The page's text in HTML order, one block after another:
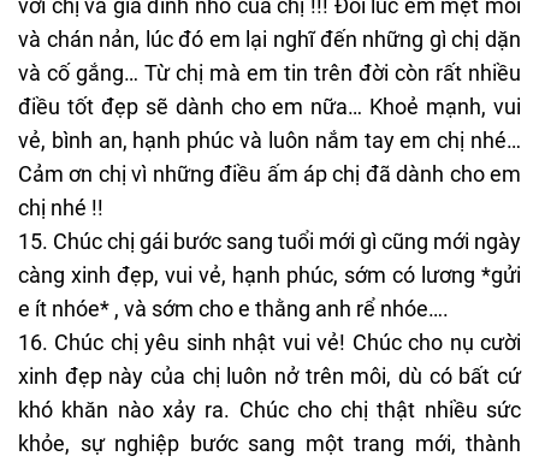
với chị và gia đình nhỏ của chị !!! Đôi lúc em mệt mỏi
và chán nản, lúc đó em lại nghĩ đến những gì chị dặn
và cố gắng… Từ chị mà em tin trên đời còn rất nhiều
điều tốt đẹp sẽ dành cho em nữa… Khoẻ mạnh, vui
vẻ, bình an, hạnh phúc và luôn nắm tay em chị nhé…
Cảm ơn chị vì những điều ấm áp chị đã dành cho em
chị nhé !!
15. Chúc chị gái bước sang tuổi mới gì cũng mới ngày
càng xinh đẹp, vui vẻ, hạnh phúc, sớm có lương *gửi
e ít nhóe* , và sớm cho e thằng anh rể nhóe….
16. Chúc chị yêu sinh nhật vui vẻ! Chúc cho nụ cười
xinh đẹp này của chị luôn nở trên môi, dù có bất cứ
khó khăn nào xảy ra. Chúc cho chị thật nhiều sức
khỏe, sự nghiệp bước sang một trang mới, thành